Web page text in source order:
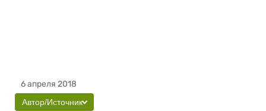
6 апреля 2018
Автор/Источник